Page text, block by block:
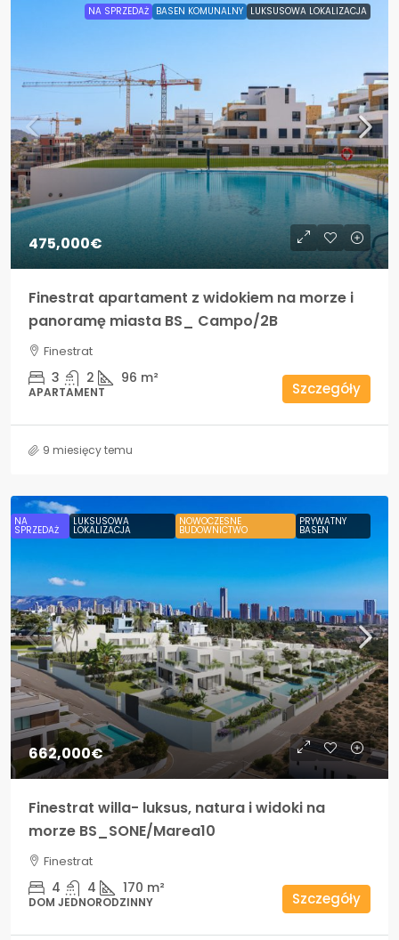
NA SPRZEDAŻ BASEN KOMUNALNY LUKSUSOWA LOKALIZACJA
475,000€
Finestrat apartament z widokiem na morze i
panoramę miasta BS_ Campo/2B
Finestrat
3 2 96 m²
APARTAMENT Szczegóły
9 miesięcy temu
NA
SPRZEDAŻ
LUKSUSOWA
LOKALIZACJA
NOWOCZESNE
BUDOWNICTWO
PRYWATNY
BASEN
662,000€
Finestrat willa- luksus, natura i widoki na
morze BS_SONE/Marea10
Finestrat
4 4 170 m²
DOM JEDNORODZINNY Szczegóły